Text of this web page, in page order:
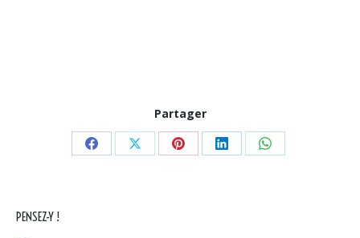
Partager
PartagerPartagerPartagerPartagerPartager
PENSEZ-Y !